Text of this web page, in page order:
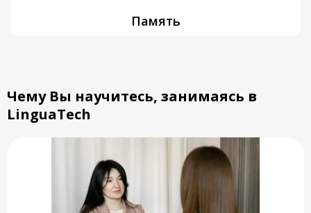
Память
Чему Вы научитесь, занимаясь в
LinguaTech